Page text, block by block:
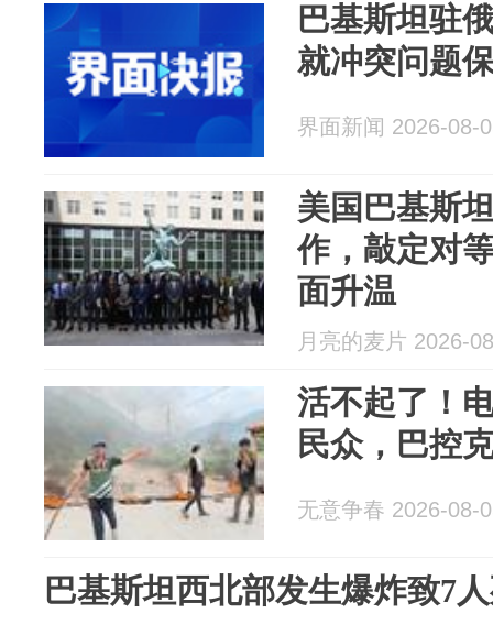
巴基斯坦驻
就冲突问题
界面新闻 2026-08-
美国巴基斯
作，敲定对
面升温
月亮的麦片 2026-
活不起了！
民众，巴控
无意争春 2026-08-
巴基斯坦西北部发生爆炸致7